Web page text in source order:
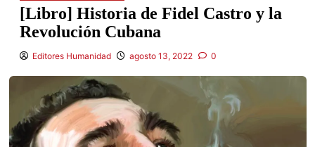
[Libro] Historia de Fidel Castro y la
Revolución Cubana
Editores Humanidad agosto 13, 2022 0